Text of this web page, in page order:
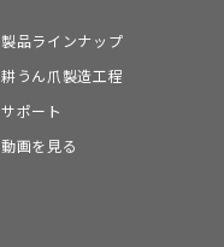
製品ラインナップ
耕うん爪製造工程
サポート
動画を見る